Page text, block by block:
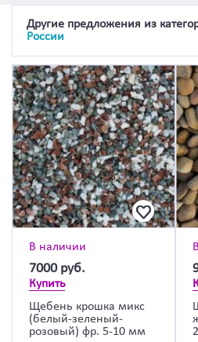
Другие предложения из
России
В наличии
7000 руб.
Купить
Щебень крошка микс
(белый-зеленый-
розовый) фр. 5-10 мм